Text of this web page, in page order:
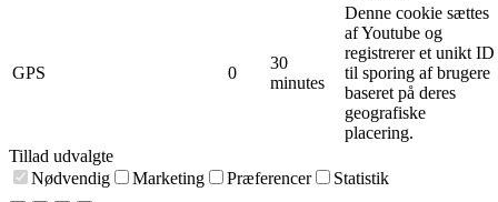
GPS 0
30
minutes
Denne cookie sættes
af Youtube og
registrerer et unikt ID
til sporing af brugere
baseret på deres
geografiske
placering.
Tillad udvalgte
Nødvendig
Marketing Præferencer Statistik